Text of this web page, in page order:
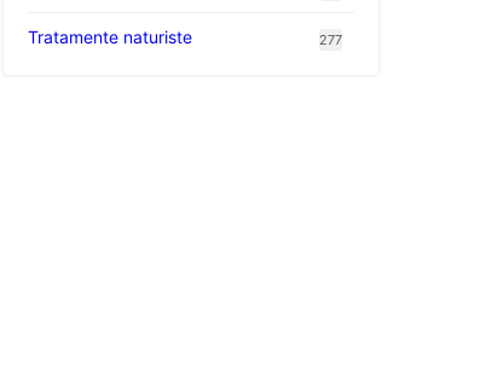
Tratamente naturiste 277